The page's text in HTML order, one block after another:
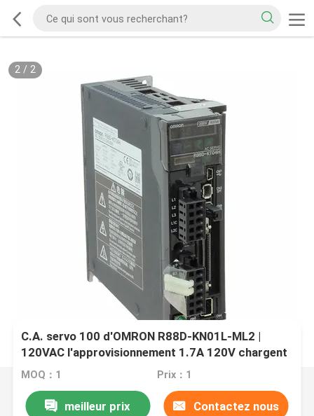
2/ 2
C.A. servo 100 d'OMRON R88D-KN01L-ML2 |
120VAC l'approvisionnement 1.7A 120V chargent
100 W
MOQ：1 Prix：1
meilleur prix Contactez nous